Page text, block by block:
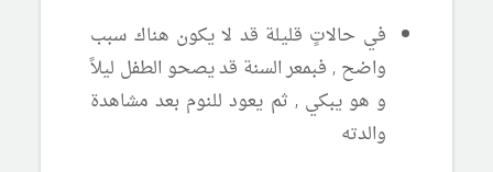
في حالاتٍ قليلة قد لا يكون هناك سبب
واضح , فبمعر السنة قد يصحو الطفل ليلاً
و هو يبكي , ثم يعود للنوم بعد مشاهدة
والدته